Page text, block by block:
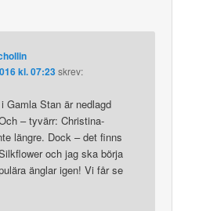
kl. 07:23skrev:
Gamla Stan är nedlagd
– tyvärr: Christina-
längre. Dock – det finns
och jag ska börja
änglar igen! Vi får se